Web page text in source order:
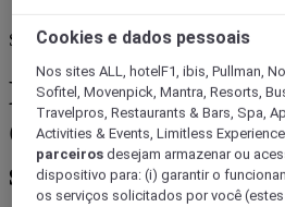
Seu próximo destino
Encontre um
Gare
station, Paris
Cookies e dados pessoais
Nos sites ALL, hotelF1, ibis, Pullman,
Sofitel, Movenpick, Mantra, Resorts,
Travelpros, Restaurants & Bars, Spa,
Activities & Events, Limitless
parceiros desejam armazenar ou
dispositivo para: (i) garantir o
os serviços solicitados por você